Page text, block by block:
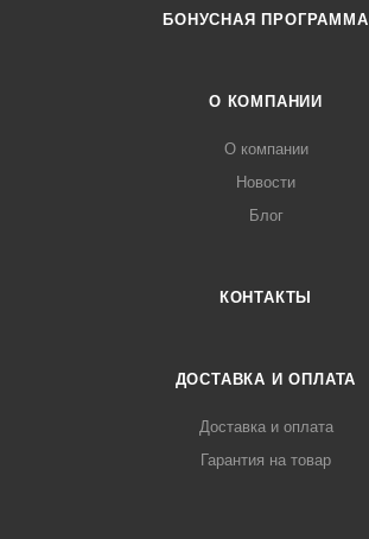
БОНУСНАЯ ПРОГРАММА
О КОМПАНИИ
О компании
Новости
Блог
КОНТАКТЫ
ДОСТАВКА И ОПЛАТА
Доставка и оплата
Гарантия на товар